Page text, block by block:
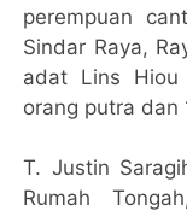
perempuan
Sindar Raya,
adat Lins
orang putra dan
T. Justin
Rumah